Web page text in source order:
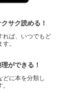
サク読める！
れば、いつでもど
。
ができる！
どに本を分類し